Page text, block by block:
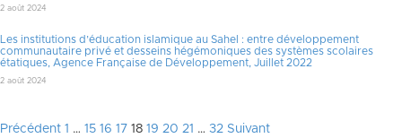
2 août 2024
Les institutions d’éducation islamique au Sahel : entre développement
communautaire privé et desseins hégémoniques des systèmes scolaires
étatiques, Agence Française de Développement, Juillet 2022
2 août 2024
Précédent 1 … 15 16 17 18 19 20 21 … 32 Suivant